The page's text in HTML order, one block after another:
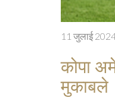
11 जुलाई
कोपा
मुकाबले